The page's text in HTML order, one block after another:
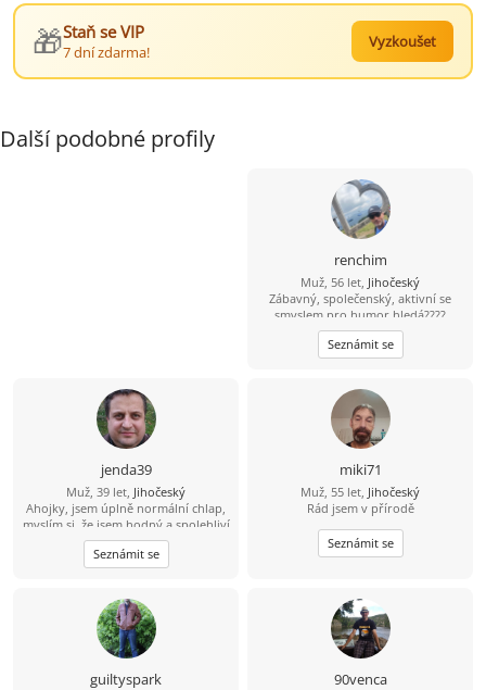
🎁Staň se VIP
7 dní zdarma!
Vyzkoušet
Další podobné profily
renchim
Muž, 56 let, Jihočeský
Zábavný, společenský, aktivní se
smyslem pro humor hledá????
Najdu????
Seznámit se
jenda39
Muž, 39 let, Jihočeský
Ahojky, jsem úplně normální chlap,
myslím si, že jsem hodný a spolehliví
a že nezkazím žádnou srandu.
Hledám k sobě partnerku na
společnou a pohodovou cestu
překážkou????
Seznámit se
miki71
Muž, 55 let, Jihočeský
Rád jsem v přírodě
Seznámit se
guiltyspark 90venca